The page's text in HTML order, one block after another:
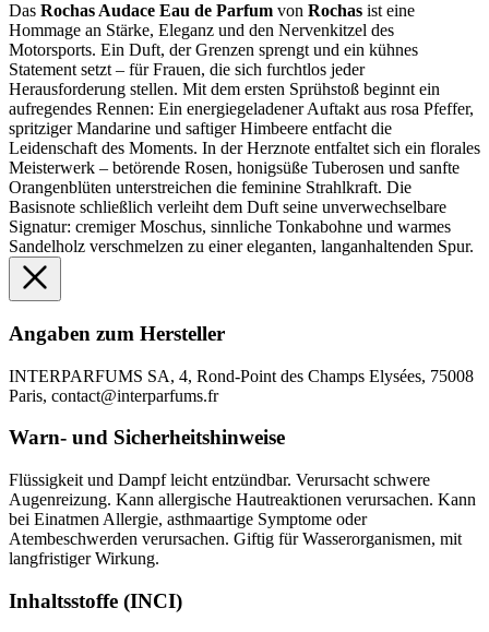
Das Rochas Audace Eau de Parfum von Rochas ist eine
Hommage an Stärke, Eleganz und den Nervenkitzel des
Motorsports. Ein Duft, der Grenzen sprengt und ein kühnes
Statement setzt – für Frauen, die sich furchtlos jeder
Herausforderung stellen. Mit dem ersten Sprühstoß beginnt ein
aufregendes Rennen: Ein energiegeladener Auftakt aus rosa Pfeffer,
spritziger Mandarine und saftiger Himbeere entfacht die
Leidenschaft des Moments. In der Herznote entfaltet sich ein florales
Meisterwerk – betörende Rosen, honigsüße Tuberosen und sanfte
Orangenblüten unterstreichen die feminine Strahlkraft. Die
Basisnote schließlich verleiht dem Duft seine unverwechselbare
Signatur: cremiger Moschus, sinnliche Tonkabohne und warmes
Sandelholz verschmelzen zu einer eleganten, langanhaltenden Spur.
Angaben zum Hersteller
INTERPARFUMS SA, 4, Rond-Point des Champs Elysées, 75008
Paris, contact@interparfums.fr
Warn- und Sicherheitshinweise
Flüssigkeit und Dampf leicht entzündbar. Verursacht schwere
Augenreizung. Kann allergische Hautreaktionen verursachen. Kann
bei Einatmen Allergie, asthmaartige Symptome oder
Atembeschwerden verursachen. Giftig für Wasserorganismen, mit
langfristiger Wirkung.
Inhaltsstoffe (INCI)